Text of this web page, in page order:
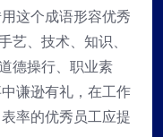
这个成语形容优秀
艺、技术、知识、
德操行、职业素
谦逊有礼，在工作
率的优秀员工应提